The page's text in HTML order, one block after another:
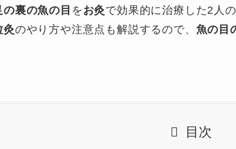
の裏の魚の目 を お灸で効果的に治療した2人
灸のやり方や注意点も解説するので、 魚の目
目次